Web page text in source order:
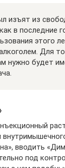
изъят из
в последние
этого
Для
нужно будет
вводить
под